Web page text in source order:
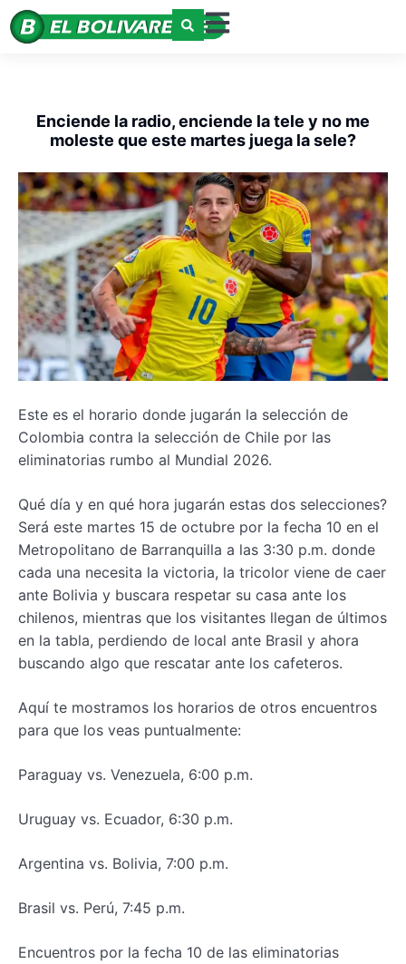
Enciende la radio, enciende la tele y no me
moleste que este martes juega la sele?
Este es el horario donde jugarán la selección de
Colombia contra la selección de Chile por las
eliminatorias rumbo al Mundial 2026.
Qué día y en qué hora jugarán estas dos selecciones?
Será este martes 15 de octubre por la fecha 10 en el
Metropolitano de Barranquilla a las 3:30 p.m. donde
cada una necesita la victoria, la tricolor viene de caer
ante Bolivia y buscara respetar su casa ante los
chilenos, mientras que los visitantes llegan de últimos
en la tabla, perdiendo de local ante Brasil y ahora
buscando algo que rescatar ante los cafeteros.
Aquí te mostramos los horarios de otros encuentros
para que los veas puntualmente:
Paraguay vs. Venezuela, 6:00 p.m.
Uruguay vs. Ecuador, 6:30 p.m.
Argentina vs. Bolivia, 7:00 p.m.
Brasil vs. Perú, 7:45 p.m.
Encuentros por la fecha 10 de las eliminatorias